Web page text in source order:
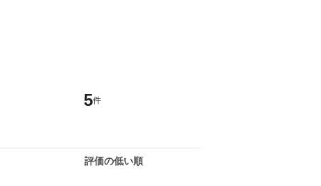
5件
評価の低い順